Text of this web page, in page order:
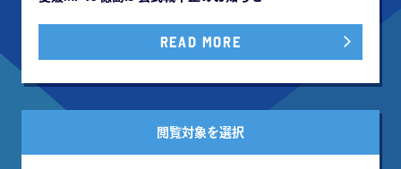
READ MORE
閲覧対象を選択